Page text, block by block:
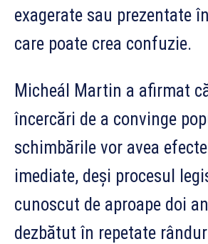
exagerate sau prezentate
care poate crea confuzie.
Micheál Martin a afirmat
încercări de a convinge
schimbările vor avea
imediate, deși procesul
cunoscut de aproape doi
dezbătut în repetate